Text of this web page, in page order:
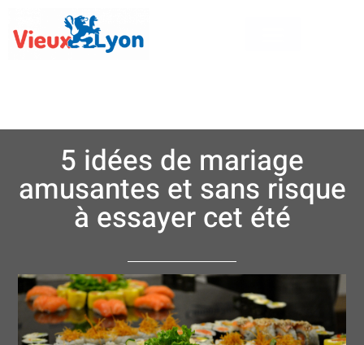
5 idées de mariage
amusantes et sans risque
à essayer cet été